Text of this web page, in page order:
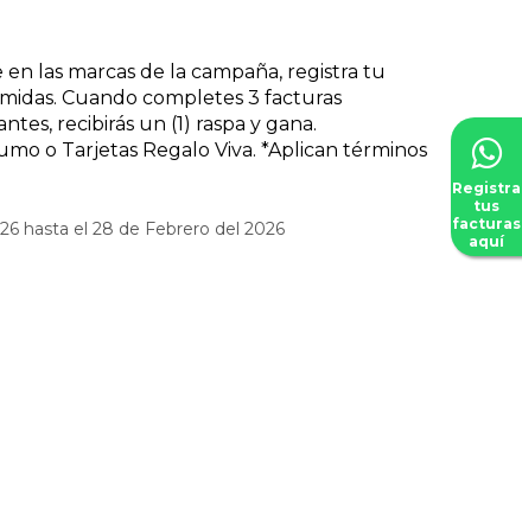
las marcas de la campaña, registra tu
Cuando completes 3 facturas
recibirás un (1) raspa y gana.
o Tarjetas Regalo Viva. *Aplican términos
hasta el 28 de Febrero del 2026
Registra
tus
facturas
aquí